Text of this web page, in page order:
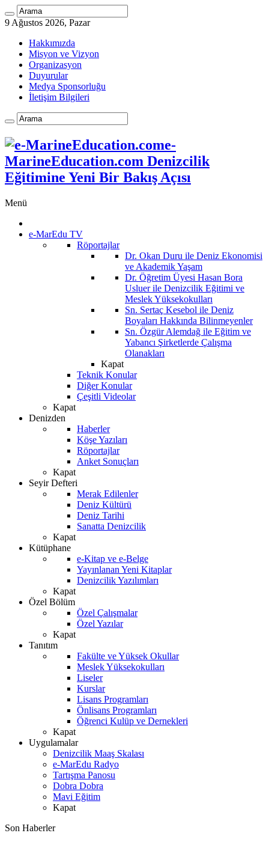
9 Ağustos 2026, Pazar
Hakkımızda
Misyon ve Vizyon
Organizasyon
Duyurular
Medya Sponsorluğu
İletişim Bilgileri
e-
MarineEducation.com Denizcilik
Eğitimine Yeni Bir Bakış Açısı
Menü
e-MarEdu TV
Röportajlar
Dr. Okan Duru ile Deniz Ekonomisi
ve Akademik Yaşam
Dr. Öğretim Üyesi Hasan Bora
Usluer ile Denizcilik Eğitimi ve
Meslek Yüksekokulları
Sn. Sertaç Kesebol ile Deniz
Boyaları Hakkında Bilinmeyenler
Sn. Özgür Alemdağ ile Eğitim ve
Yabancı Şirketlerde Çalışma
Olanakları
Kapat
Teknik Konular
Diğer Konular
Çeşitli Videolar
Kapat
Denizden
Haberler
Köşe Yazıları
Röportajlar
Anket Sonuçları
Kapat
Seyir Defteri
Merak Edilenler
Deniz Kültürü
Deniz Tarihi
Sanatta Denizcilik
Kapat
Kütüphane
e-Kitap ve e-Belge
Yayınlanan Yeni Kitaplar
Denizcilik Yazılımları
Kapat
Özel Bölüm
Özel Çalışmalar
Özel Yazılar
Kapat
Tanıtım
Fakülte ve Yüksek Okullar
Meslek Yüksekokulları
Liseler
Kurslar
Lisans Programları
Önlisans Programları
Öğrenci Kulüp ve Dernekleri
Kapat
Uygulamalar
Denizcilik Maaş Skalası
e-MarEdu Radyo
Tartışma Panosu
Dobra Dobra
Mavi Eğitim
Kapat
Son Haberler